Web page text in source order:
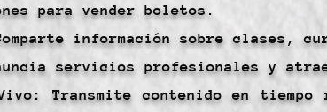
para vender boletos.
información sobre clases,
servicios profesionales y
Transmite contenido en